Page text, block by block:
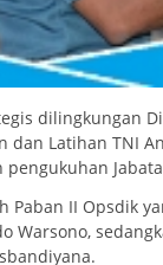
dilingkungan
dan Latihan TNI
Paban II Opsdik
Warsono,